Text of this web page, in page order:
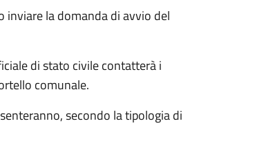
inviare la domanda di avvio del
di stato civile contatterà i
comunale.
secondo la tipologia di